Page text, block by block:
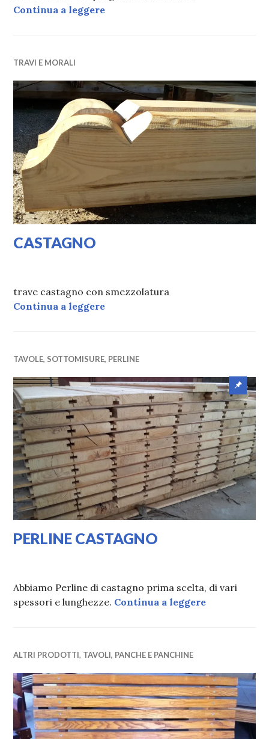
Continua a leggereTRAVI LAMELLARI
TRAVI E MORALI
CASTAGNO
trave castagno con smezzolatura
Continua a leggereCASTAGNO
TAVOLE, SOTTOMISURE, PERLINE
PERLINE CASTAGNO
Abbiamo Perline di castagno prima scelta, di vari
spessori e lunghezze. Continua a leggerePERLINE
ALTRI PRODOTTI, TAVOLI, PANCHE E PANCHINE